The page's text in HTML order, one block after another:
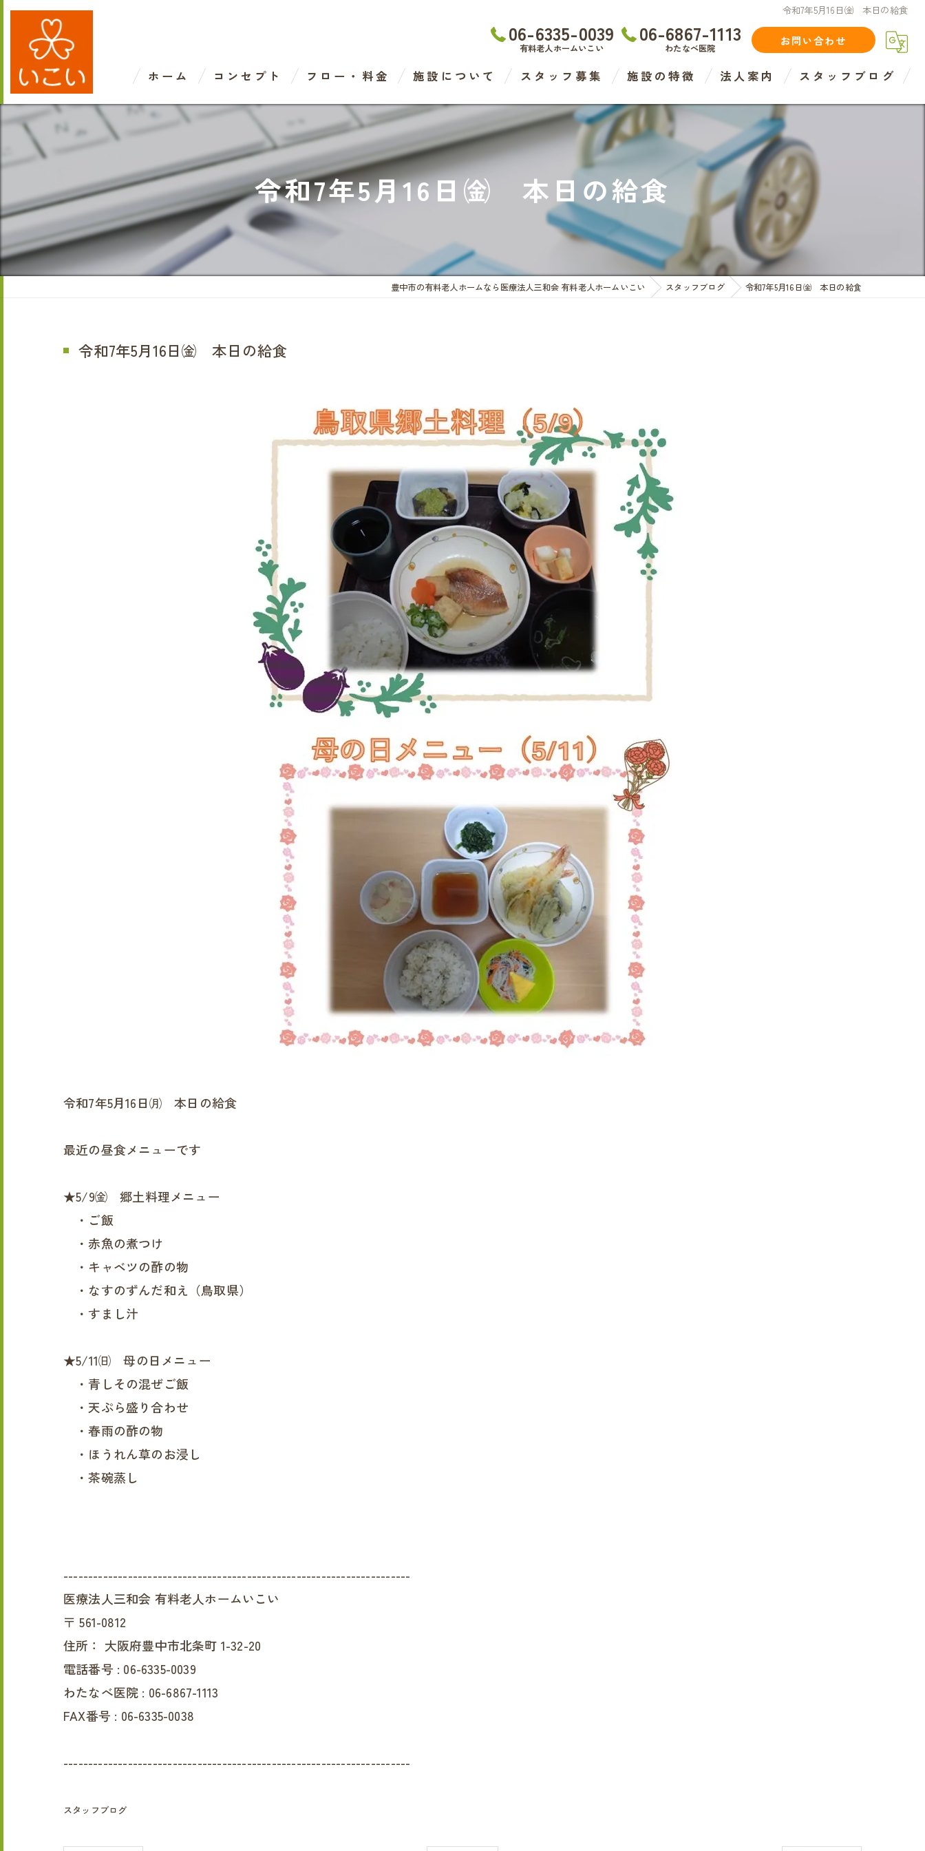
令和7年5月16日㈮ 本日の給食
06-6335-0039
有料老人ホームいこい
06-6867-1113
わたなべ医院
お問い合わせ
ホーム コンセプト フロー・料金 施設について
わたなべ医院
デイケアセンター
有料老人ホーム
スタッフ募集 施設の特徴
住宅型
介護度
認知症度
医療法人
法人案内 スタッフブログ
令和7年5月16日㈮ 本日の給食
豊中市の有料老人ホームなら医療法人三和会 有料老人ホームいこい スタッフブログ 令和7年5月16日㈮ 本日の給食
令和7年5月16日㈮ 本日の給食
令和7年5月16日㈪ 本日の給食
最近の昼食メニューです
★5/9㈮ 郷土料理メニュー
・ご飯
・赤魚の煮つけ
・キャベツの酢の物
・なすのずんだ和え（鳥取県）
・すまし汁
★5/11㈰ 母の日メニュー
・青しその混ぜご飯
・天ぷら盛り合わせ
・春雨の酢の物
・ほうれん草のお浸し
・茶碗蒸し
----------------------------------------------------------------------
医療法人三和会 有料老人ホームいこい
〒561-0812
住所： 大阪府豊中市北条町 1-32-20
電話番号 : 06-6335-0039
わたなべ医院 : 06-6867-1113
FAX番号 : 06-6335-0038
----------------------------------------------------------------------
スタッフブログ